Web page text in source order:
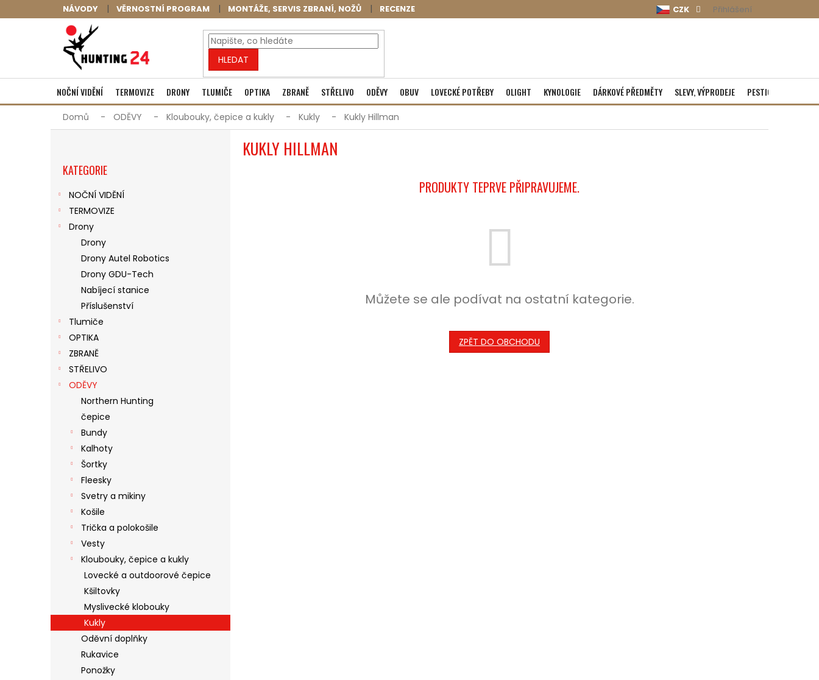
na
NÁVODY VĚRNOSTNÍ PROGRAM MONTÁŽE, SERVIS ZBRANÍ, NOŽŮ RECENZE CZK Přihlášení
HLEDAT
NÁKUPNÍ
KOŠÍK
Prázdný košík
NOČNÍ VIDĚNÍ TERMOVIZE DRONY TLUMIČE OPTIKA ZBRANĚ STŘELIVO ODĚVY OBUV LOVECKÉ POTŘEBY OLIGHT KYNOLOGIE DÁRKOVÉ PŘEDMĚTY SLEVY, VÝPRODEJE PESTICIDY
Domů ODĚVY Kloubouky, čepice a kukly Kukly Kukly Hillman
P
kategorie
KATEGORIE
NOČNÍ VIDĚNÍ
TERMOVIZE
Drony
Drony
Drony Autel Robotics
Drony GDU-Tech
Nabíjecí stanice
Příslušenství
Tlumiče
OPTIKA
ZBRANĚ
STŘELIVO
ODĚVY
Northern Hunting
čepice
Bundy
Kalhoty
Šortky
Fleesky
Svetry a mikiny
Košile
Trička a polokošile
Vesty
Kloubouky, čepice a kukly
Lovecké a outdoorové čepice
Kšiltovky
Myslivecké klobouky
Kukly
Oděvní doplňky
Rukavice
Ponožky
KUKLY HILLMAN
PRODUKTY TEPRVE PŘIPRAVUJEME.
Můžete se ale podívat na ostatní kategorie.
ZPĚT DO OBCHODU